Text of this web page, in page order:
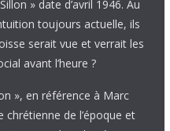
» date d’avril 1946. Au
toujours actuelle, ils
serait vue et verrait les
avant l’heure ?
», en référence à Marc
de l’époque et